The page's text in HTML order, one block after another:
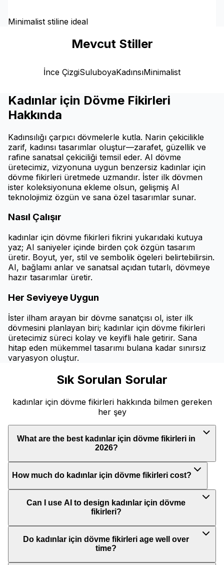
Minimalist stiline ideal
Mevcut Stiller
İnce ÇizgiSuluboyaKadınsıMinimalist
Kadınlar için Dövme Fikirleri
Hakkında
Kadınsılığı çarpıcı dövmelerle kutla. Narin çekicilikle
zarif, kadınsı tasarımlar oluştur—zarafet, güzellik ve
rafine sanatsal çekiciliği temsil eder. AI dövme
üretecimiz, vizyonuna uygun benzersiz kadınlar için
dövme fikirleri üretmede uzmandır. İster ilk dövmen
ister koleksiyonuna ekleme olsun, gelişmiş AI
teknolojimiz özgün ve sana özel tasarımlar sunar.
Nasıl Çalışır
kadınlar için dövme fikirleri fikrini yukarıdaki kutuya
yaz; AI saniyeler içinde birden çok özgün tasarım
üretir. Boyut, yer, stil ve sembolik ögeleri belirtebilirsin.
AI, bağlamı anlar ve sanatsal açıdan tutarlı, dövmeye
hazır tasarımlar üretir.
Her Seviyeye Uygun
İster ilham arayan bir dövme sanatçısı ol, ister ilk
dövmesini planlayan biri; kadınlar için dövme fikirleri
üretecimiz süreci kolay ve keyifli hale getirir. Sana
hitap eden mükemmel tasarımı bulana kadar sınırsız
varyasyon oluştur.
Sık Sorulan Sorular
kadınlar için dövme fikirleri hakkında bilmen gereken
her şey
What are the best kadınlar için dövme fikirleri in
2026?
How much do kadınlar için dövme fikirleri cost?
Can I use AI to design kadınlar için dövme
fikirleri?
Do kadınlar için dövme fikirleri age well over
time?